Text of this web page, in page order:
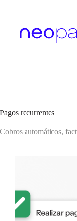
Pagos recurrentes
Cobros automáticos,